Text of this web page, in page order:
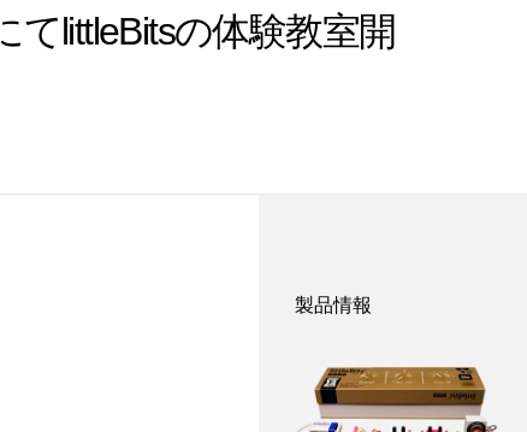
littleBitsの体験教室開
製品情報